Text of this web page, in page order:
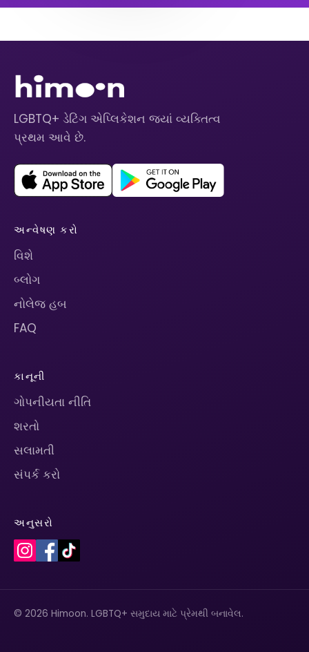
LGBTQ+ ડેટિંગ એપ્લિકેશન જ્યાં વ્યક્તિત્વ
પ્રથમ આવે છે.
અન્વેષણ કરો
વિશે
બ્લોગ
નોલેજ હબ
FAQ
કાનૂની
ગોપનીયતા નીતિ
શરતો
સલામતી
સંપર્ક કરો
અનુસરો
© 2026 Himoon. LGBTQ+ સમુદાય માટે પ્રેમથી બનાવેલ.